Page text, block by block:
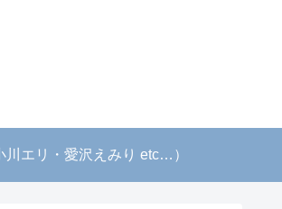
川エリ・愛沢えみり etc…）